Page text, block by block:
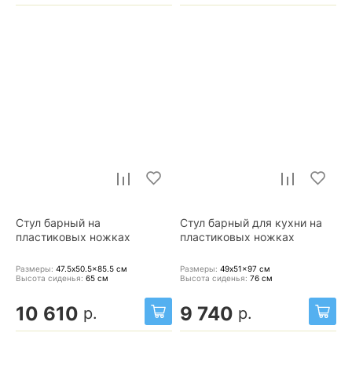
Стул барный на
пластиковых ножках
Размеры: 47.5x50.5x85.5 см
Высота сиденья: 65 см
10 610 р.
Стул барный для кухни на
пластиковых ножках
Размеры: 49x51x97 см
Высота сиденья: 76 см
9 740 р.